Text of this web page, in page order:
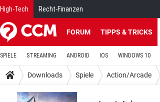
High-Tech Recht-Finanzen
FORUM TIPPS & TRICKS
SPIELE STREAMING ANDROID IOS WINDOWS 10
Downloads Spiele Action/Arcade